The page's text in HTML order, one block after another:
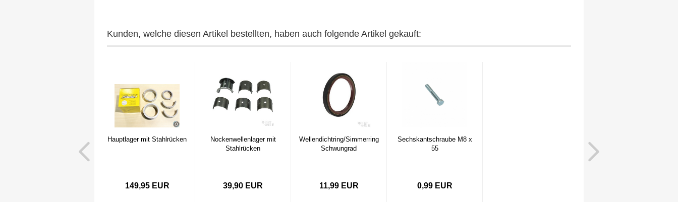
Kunden, welche diesen Artikel bestellten, haben auch folgende Artikel gekauft:
Hauptlager mit Stahlrücken
149,95 EUR
Nockenwellenlager mit
Stahlrücken
39,90 EUR
Wellendichtring/Simmerring
Schwungrad
11,99 EUR
Sechskantschraube M8 x
55
0,99 EUR